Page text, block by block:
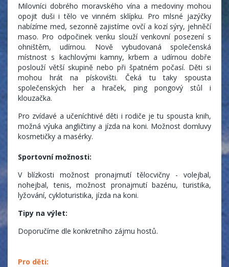
Milovníci dobrého moravského vína a medoviny mohou
opojit duši i tělo ve vinném sklípku. Pro mlsné jazýčky
nabízíme med, sezonně zajistíme ovčí a kozí sýry, jehněčí
maso. Pro odpočinek venku slouží venkovní posezení s
ohništěm, udírnou. Nově vybudovaná společenská
místnost s kachlovými kamny, krbem a udírnou dobře
poslouží větší skupině nebo při špatném počasí. Děti si
mohou hrát na pískovišti. Čeká tu taky spousta
společenských her a hraček, ping pongový stůl i
klouzačka.
Pro zvídavé a učeníchtivé děti i rodiče je tu spousta knih,
možná výuka angličtiny a jízda na koni. Možnost domluvy
kosmetičky a masérky.
Sportovní možnosti:
V blízkosti možnost pronajmutí tělocvičny - volejbal,
nohejbal, tenis, možnost pronajmutí bazénu, turistika,
lyžování, cykloturistika, jízda na koni.
Tipy na výlet:
Doporučíme dle konkretního zájmu hostů.
Pro děti: